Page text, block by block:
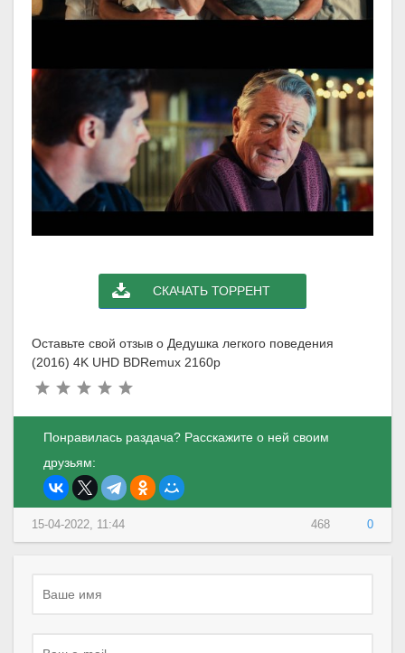
СКАЧАТЬ ТОРРЕНТ
Оставьте свой отзыв о Дедушка легкого поведения
(2016) 4K UHD BDRemux 2160p
Понравилась раздача? Расскажите о ней своим
друзьям:
468 0
15-04-2022, 11:44